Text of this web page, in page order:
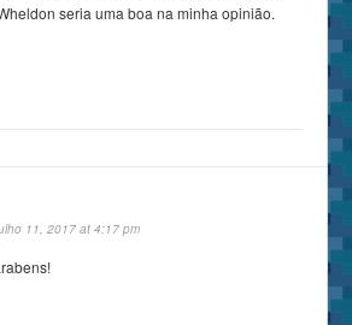
seria uma boa na minha opinião.
11, 2017 at 4:17 pm